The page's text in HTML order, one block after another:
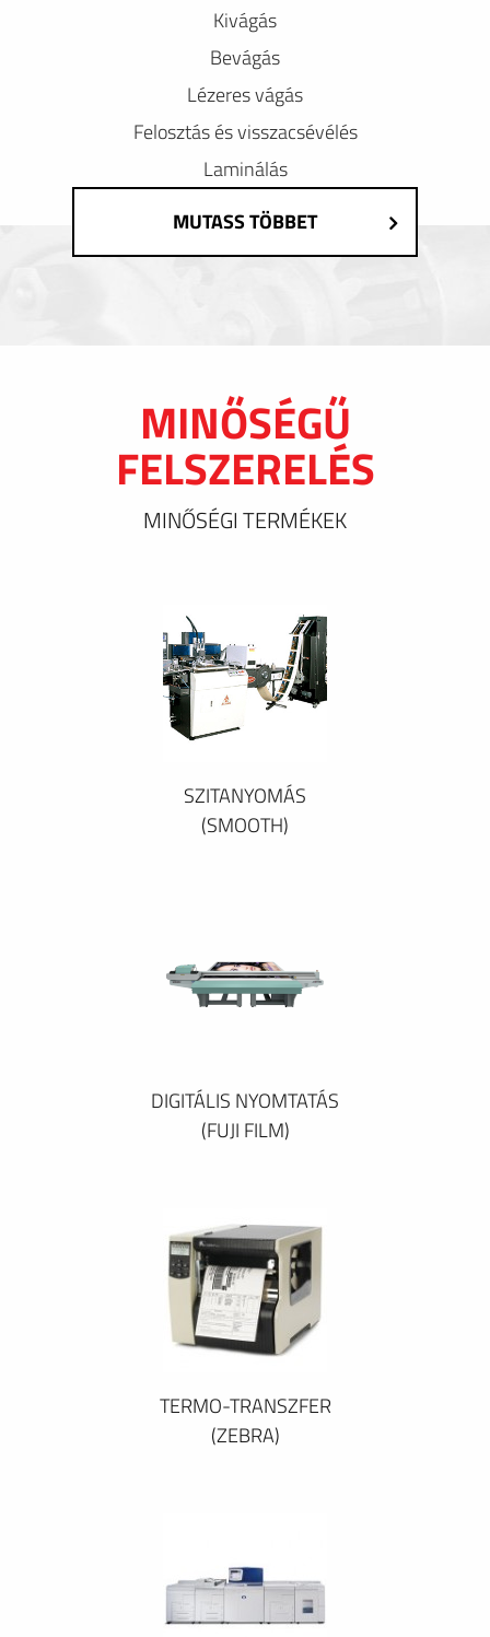
Kivágás
Bevágás
Lézeres vágás
Felosztás és visszacsévélés
Laminálás
MUTASS TÖBBET
MINŐSÉGŰ
FELSZERELÉS
MINŐSÉGI TERMÉKEK
SZITANYOMÁS
(SMOOTH)
DIGITÁLIS NYOMTATÁS
(FUJI FILM)
TERMO-TRANSZFER
(ZEBRA)